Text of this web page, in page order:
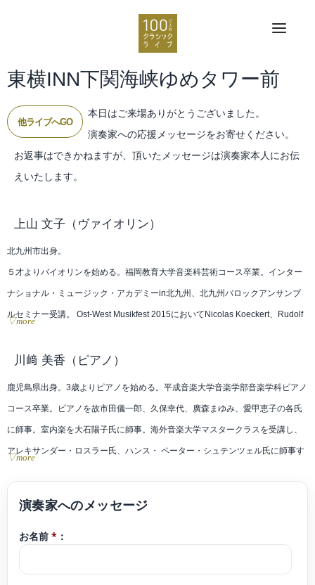
東横INN下関海峡ゆめタワー前
他ライブへGO
本日はご来場ありがとうございました。
演奏家への応援メッセージをお寄せください。
お返事はできかねますが、頂いたメッセージは演奏家本人にお伝
えいたします。
上山 文子 （ヴァイオリン）
北九州市出身。
５才よりバイオリンを始める。福岡教育大学音楽科芸術コース卒業。インター
ナショナル・ミュージック・アカデミーin北九州、北九州バロックアンサンブ
ルセミナー受講。 Ost-West Musikfest 2015においてNicolas Koeckert、Rudolf
第６回日本クラシックコンクール全国大会入選。第17回福岡県高等学校音楽コ
現在、オーケストラ、室内楽を中心に演奏活動を行っている。北九州交響楽団
コンサートマスター。北九州市芸術文化振興財団による響ホール音楽アウトリ
ーチ事業平成28・29年度登録アーティスト。篠崎ミュージックアカデミー北九
▽more
川﨑 美香 （ピアノ）
鹿児島県出身。3歳よりピアノを始める。平成音楽大学音楽学部音楽学科ピアノ
コース卒業。ピアノを故市田儀一郎、久保幸代、廣森まゆみ、愛甲恵子の各氏
に師事。室内楽を大石陽子氏に師事。海外音楽大学マスタークラスを受講し、
アレキサンダー・ロスラー氏、ハンス・ ペーター・シュテンツェル氏に師事す
学卒業演奏会出演。2012年3月にベトナムにて「モーツァルトのピアノコンツ
ェルト第20番」をハノイナショナルオーケストラと共演。
民オーケストラと共演。2014年12月にロシアのマイコープにて「リストのピア
▽more
お名前 * ：